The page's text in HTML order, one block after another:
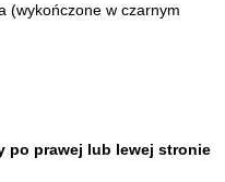
(wykończone w czarnym
po prawej lub lewej stronie